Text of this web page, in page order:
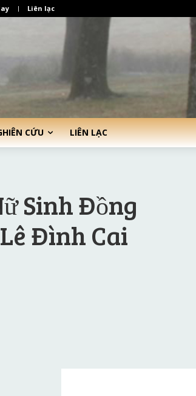
Liên lạc
CỨU LIÊN LẠC
Sinh Đồng
Đình Cai